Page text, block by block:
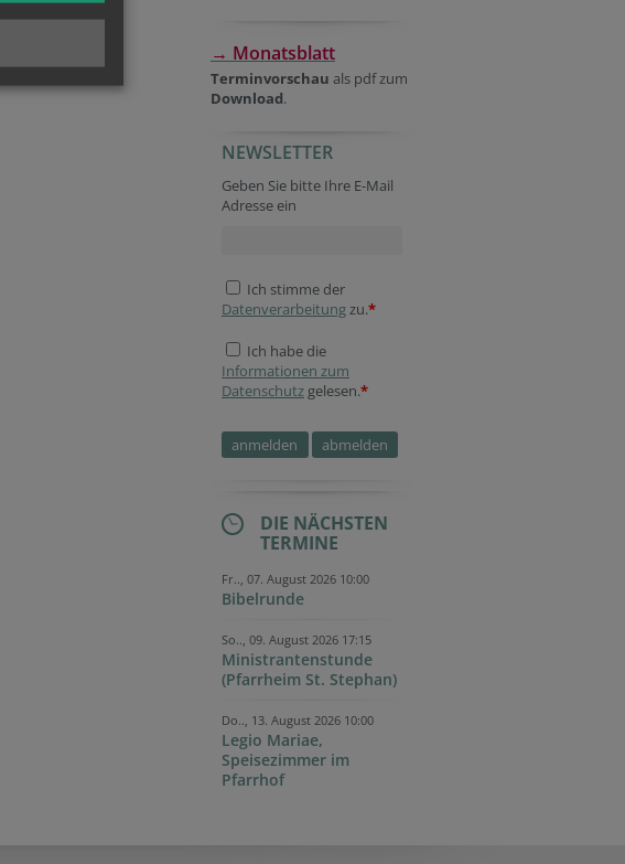
→ Monatsblatt
Terminvorschau als pdf zum
Download.
NEWSLETTER
Geben Sie bitte Ihre E-Mail
Adresse ein
Ich stimme der
Datenverarbeitungzu.*
Ich habe die
Informationen zum
Datenschutz gelesen.*
DIE NÄCHSTEN
TERMINE
Fr.., 07. August 2026 10:00
Bibelrunde
So.., 09. August 2026 17:15
Ministrantenstunde
(Pfarrheim St. Stephan)
Do.., 13. August 2026 10:00
Legio Mariae,
Speisezimmer im
Pfarrhof